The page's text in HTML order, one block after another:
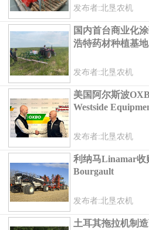
发布者:北垦农机
国内首台商业化
浩特药材种植基地
发布者:北垦农机
美国阿尔斯波
Westside
发布者:北垦农机
利纳马Linamar收
Bourgault
发布者:北垦农机
土耳其拖拉机制